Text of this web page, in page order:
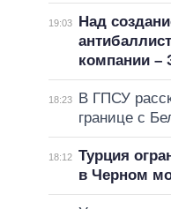
19:03
Над
компании –
18:23
В ГПСУ
границе с
18:12 Турция
в Черном